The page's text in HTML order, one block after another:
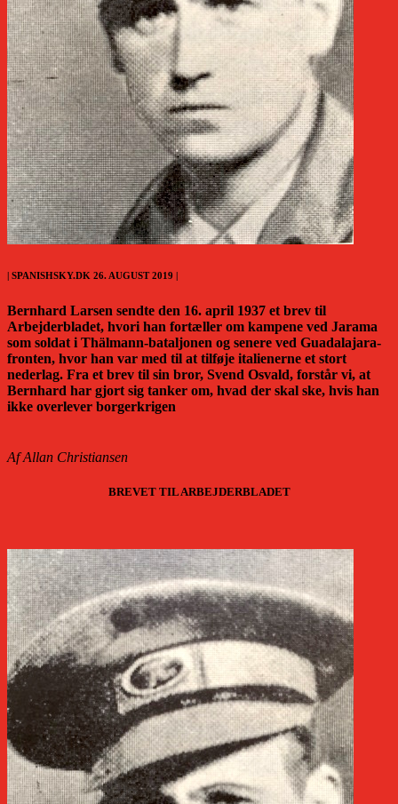
| SPANISHSKY.DK 26. AUGUST 2019 |
Bernhard Larsen sendte den 16. april 1937 et brev til
Arbejderbladet, hvori han fortæller om kampene ved Jarama
som soldat i Thälmann-bataljonen og senere ved Guadalajara-
fronten, hvor han var med til at tilføje italienerne et stort
nederlag. Fra et brev til sin bror, Svend Osvald, forstår vi, at
Bernhard har gjort sig tanker om, hvad der skal ske, hvis han
ikke overlever borgerkrigen
Af Allan Christiansen
BREVET TIL ARBEJDERBLADET